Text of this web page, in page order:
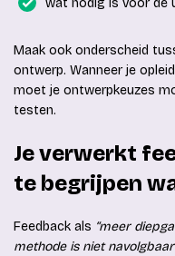
wat nodig is voor de
Maak ook onderscheid
ontwerp. Wanneer je
moet je ontwerpkeuzes
testen.
Je verwerkt
te begrijpen
Feedback als “meer
methode is niet